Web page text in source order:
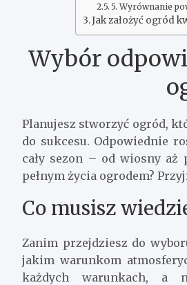
5. Wyrównanie
Jak założyć ogród
Wybór
Planujesz stworzyć ogród,
do sukcesu. Odpowiednie
cały sezon – od wiosny aż
pełnym życia ogrodem?
Co musisz
Zanim przejdziesz do
jakim warunkom
każdych warunkach, a